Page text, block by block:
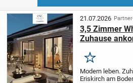
21.07.2026
3,5 Zimmer
Zuhause
Merken
Modern leben.
Eriskirch am